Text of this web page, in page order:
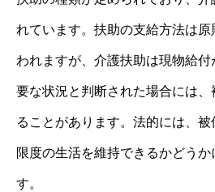
れています。扶助の支給方法は
われますが、介護扶助は現物給
要な状況と判断された場合には
ることがあります。法的には、
限度の生活を維持できるかどうか
す。